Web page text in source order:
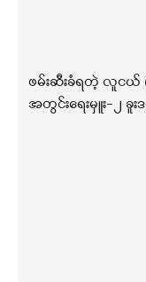
ဖမ်းဆီးခံရတဲ့ လူငယ်
အတွင်းရေးမှူး-၂ ခူ